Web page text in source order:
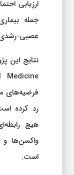
جمله
عصبی-
فرضیه‌های
رد کرده
هیچ
واکسن‌ها
است.